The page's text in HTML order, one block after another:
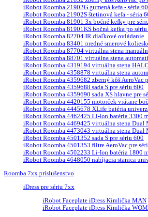
iRobot Roomba 21902G gumená kefa - séria
iRobot Roomba 21902S štetinová kefa - séria
iRobot Roomba 81901 3x bočné kefky pre
iRobot Roomba 81901KS bočná kefka po
iRobot Roomba 82204 IR diaľkové ovládanie
iRobot Roomba 83401 predné smerové
iRobot Roomba 87704 virtuálna stena
iRobot Roomba 88701 virtuálna stena
iRobot Roomba 4319194 virtuálna stena
iRobot Roomba 4358878 virtuálna stena
iRobot Roomba 4359682 zberný kôš AeroVac
iRobot Roomba 4359688 sada S pre sériu 600
iRobot Roomba 4359690 sada XS hlavne pre
iRobot Roomba 4420155 motorček vrátane
iRobot Roomba 4445678 XLife batéria
iRobot Roomba 4462425 Li-Ion batéria 3300
iRobot Roomba 4469425 virtuálna stena Dual
iRobot Roomba 4473043 virtuálna stena Dual
iRobot Roomba 4501352 sada S pre sériu 600
iRobot Roomba 4501353 filtre AeroVac pre
iRobot Roomba 4502233 Li-Ion batéria 1800
iRobot Roomba 4648050 nabíjacia stanica
Roomba 7xx príslušenstvo
iDress pre sériu 7xx
iRobot Faceplate iDress Kimlička MAN
iRobot Faceplate iDress Kimlička